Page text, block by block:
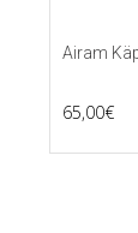
Airam
65,00€